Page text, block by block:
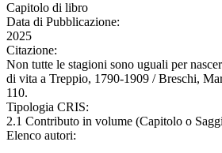
Capitolo di libro
Data di Pubblicazione:
2025
Citazione:
Non tutte le stagioni sono uguali per
di vita a Treppio, 1790-1909 / Breschi,
110.
Tipologia CRIS:
2.1 Contributo in volume (Capitolo o
Elenco autori: